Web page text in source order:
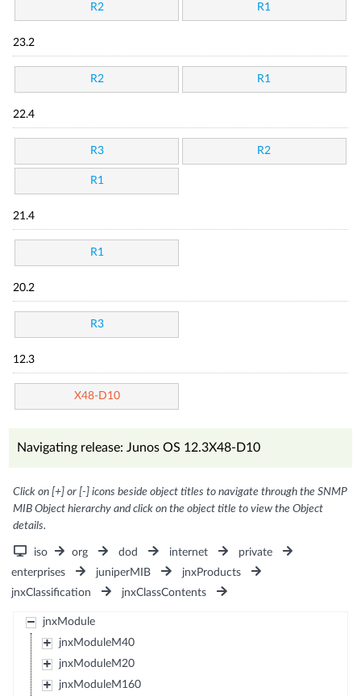
R2 R1
23.2
R2 R1
22.4
R3 R2
R1
21.4
R1
20.2
R3
12.3
X48-D10
Navigating release: Junos OS 12.3X48-D10
Click on [+] or [-] icons beside object titles to navigate through the SNMP
MIB Object hierarchy and click on the object title to view the Object
details.
iso org dod internet
private
enterprises
juniperMIB
jnxProducts
jnxClassification
jnxClassContents
jnxModule
jnxModuleM40
jnxModuleM20
jnxModuleM160